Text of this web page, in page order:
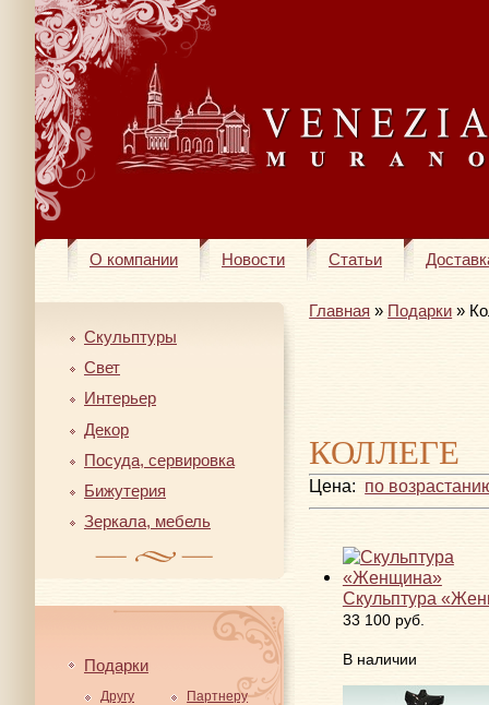
О компании Новости Статьи
Скульптуры
Свет
Интерьер
Декор
Посуда, сервировка
Бижутерия
Зеркала, мебель
Подарки
Другу Партнеру
Главная » Подарки »
КОЛЛЕГЕ
Цена: по
Скульптура
33 100 руб.
В наличии